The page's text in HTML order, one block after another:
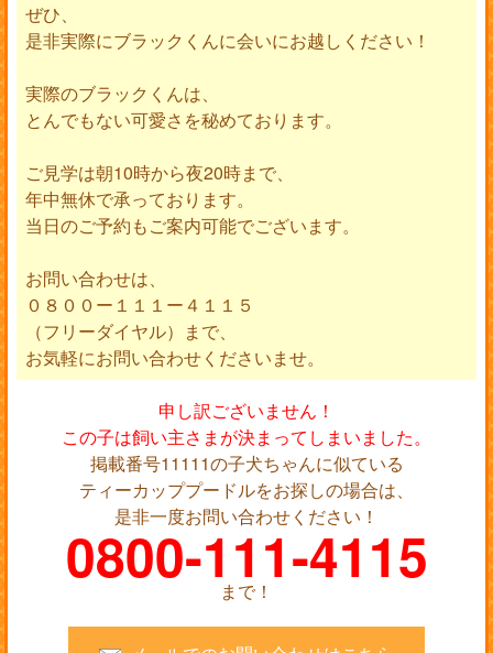
ぜひ、
是非実際にブラックくんに会いにお越しください！
実際のブラックくんは、
とんでもない可愛さを秘めております。
ご見学は朝10時から夜20時まで、
年中無休で承っております。
当日のご予約もご案内可能でございます。
お問い合わせは、
０８００ー１１１ー４１１５
（フリーダイヤル）まで、
お気軽にお問い合わせくださいませ。
申し訳ございません！
この子は飼い主さまが決まってしまいました。
掲載番号11111の子犬ちゃんに似ている
ティーカッププードルをお探しの場合は、
是非一度お問い合わせください！
0800-111-4115
まで！